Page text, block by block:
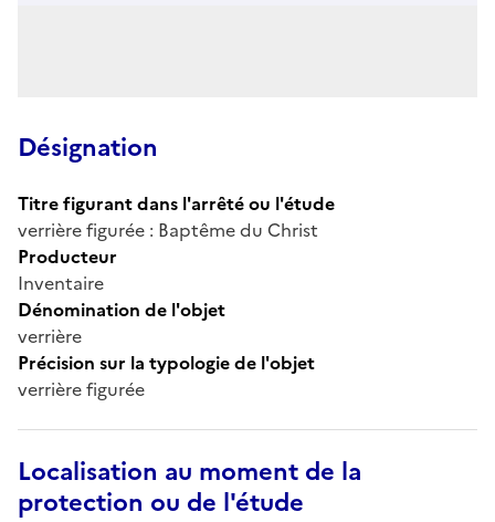
Désignation
Titre figurant dans l'arrêté ou l'étude
verrière figurée : Baptême du Christ
Producteur
Inventaire
Dénomination de l'objet
verrière
Précision sur la typologie de l'objet
verrière figurée
Localisation au moment de la
protection ou de l'étude